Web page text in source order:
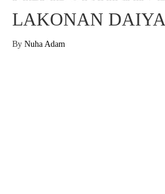
LAKONAN
By Nuha Adam